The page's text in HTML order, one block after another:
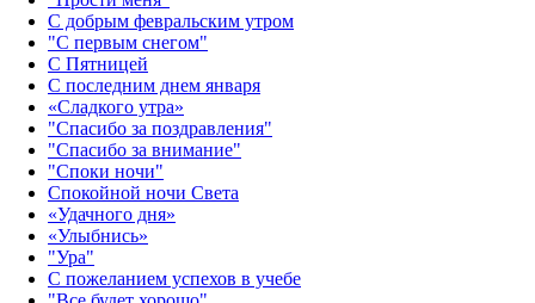
С добрым февральским утром
"С первым снегом"
С Пятницей
С последним днем января
«Сладкого утра»‎
"Спасибо за поздравления"
"Спасибо за внимание"
"Споки ночи"
Спокойной ночи Света
«Удачного дня»‎
«Улыбнись»‎
"Ура"
С пожеланием успехов в учебе